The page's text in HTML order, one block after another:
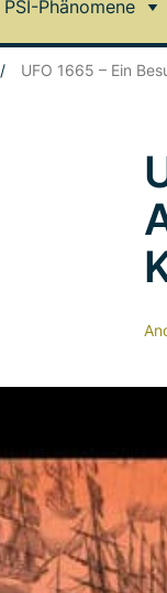
PSI-Phänomene
/ UFO 1665 – Ein